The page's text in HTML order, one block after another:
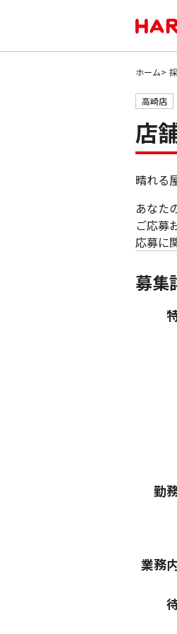
ホーム
高崎店
店
晴れる
あなた
ご応募
応募に
募集
勤
業務